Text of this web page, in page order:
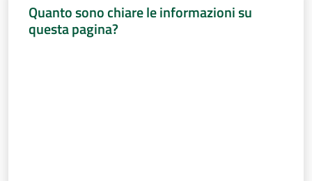
Quanto sono chiare le informazioni su
questa pagina?